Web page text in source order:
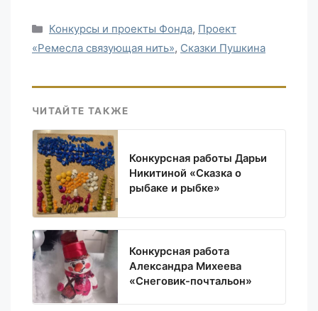
Рубрики
Конкурсы и проекты Фонда, Проект
«Ремесла связующая нить», Сказки Пушкина
ЧИТАЙТЕ ТАКЖЕ
Конкурсная работы Дарьи
Никитиной «Сказка о
рыбаке и рыбке»
Конкурсная работа
Александра Михеева
«Снеговик-почтальон»